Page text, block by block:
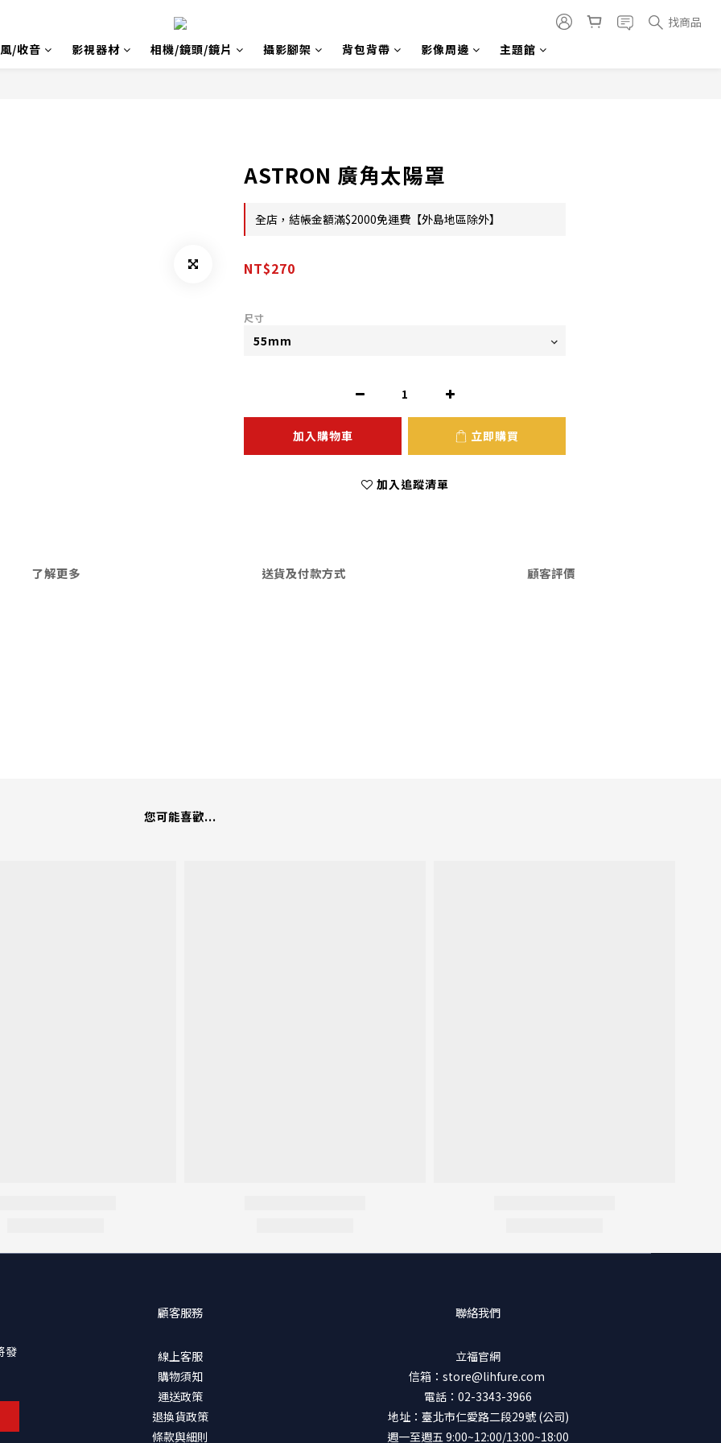
找商品
/收音 影視器材 相機/鏡頭/鏡片 攝影腳架 背包背帶 影像周邊 主題館
ASTRON 廣角太陽罩
全店，結帳金額滿$2000免運費【外島地區除外】
NT$270
尺寸
加入購物車 立即購買
加入追蹤清單
了解更多 送貨及付款方式 顧客評價
您可能喜歡...
發
顧客服務
線上客服
購物須知
運送政策
退換貨政策
條款與細則
聯絡我們
立福官網
信箱：store@lihfure.com
電話：02-3343-3966
地址：臺北市仁愛路二段29號 (公司)
週一至週五 9:00~12:00/13:00~18:00